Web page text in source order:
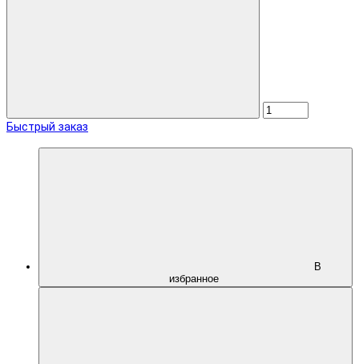
Быстрый заказ
В
избранное